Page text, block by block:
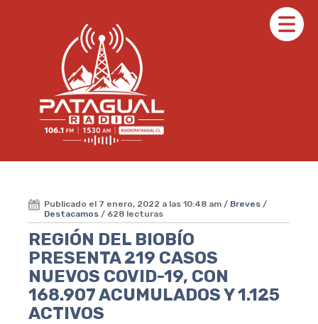
Publicado el 7 enero, 2022 a las 10:48 am / Breves /
Destacamos / 628 lecturas
REGIÓN DEL BIOBÍO
PRESENTA 219 CASOS
NUEVOS COVID-19, CON
168.907 ACUMULADOS Y 1.125
ACTIVOS